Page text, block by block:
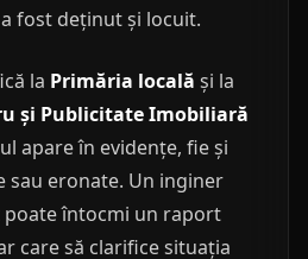
fost deținut și locuit.
la Primăria locală și la
și Publicitate Imobiliară
apare în evidențe, fie și
sau eronate. Un inginer
întocmi un raport
care să clarifice situația